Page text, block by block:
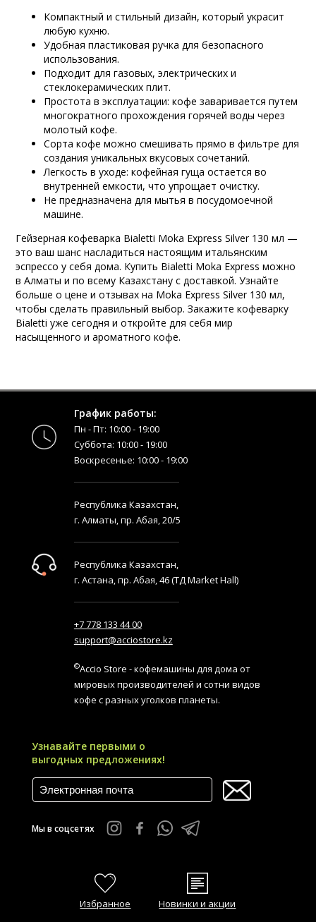
Компактный и стильный дизайн, который украсит
любую кухню.
Удобная пластиковая ручка для безопасного
использования.
Подходит для газовых, электрических и
стеклокерамических плит.
Простота в эксплуатации: кофе заваривается путем
многократного прохождения горячей воды через
молотый кофе.
Сорта кофе можно смешивать прямо в фильтре для
создания уникальных вкусовых сочетаний.
Легкость в уходе: кофейная гуща остается во
внутренней емкости, что упрощает очистку.
Не предназначена для мытья в посудомоечной
машине.
Гейзерная кофеварка Bialetti Moka Express Silver 130 мл —
это ваш шанс насладиться настоящим итальянским
эспрессо у себя дома. Купить Bialetti Moka Express можно
в Алматы и по всему Казахстану с доставкой. Узнайте
больше о цене и отзывах на Moka Express Silver 130 мл,
чтобы сделать правильный выбор. Закажите кофеварку
Bialetti уже сегодня и откройте для себя мир
насыщенного и ароматного кофе.
График работы:
Пн - Пт: 10:00 - 19:00
Суббота: 10:00 - 19:00
Воскресенье: 10:00 - 19:00
Республика Казахстан,
г. Алматы, пр. Абая, 20/5
Республика Казахстан,
г. Астана, пр. Абая, 46 (ТД Market Hall)
+7 778 133 44 00
support@acciostore.kz
©Accio Store - кофемашины для дома от
мировых производителей и сотни видов
кофе с разных уголков планеты.
Узнавайте первыми о
выгодных предложениях!
Мы в соцсетях
Избранное Новинки и акции